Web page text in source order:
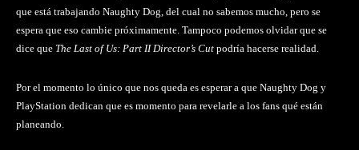
que está trabajando Naughty Dog, del cual no sabemos mucho, pero se
espera que eso cambie próximamente. Tampoco podemos olvidar que se
dice que The Last of Us: Part II Director’s Cut podría hacerse realidad.
Por el momento lo único que nos queda es esperar a que Naughty Dog y
PlayStation dedican que es momento para revelarle a los fans qué están
planeando.